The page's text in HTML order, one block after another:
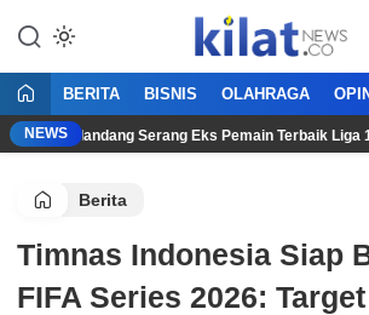
KilatNews.co
Mencerdaskan Anak
BERITA BISNIS OLAHRAGA OPINI
NEWS
Gelandang Serang Eks Pemain Terbaik Liga 1
Berita
Timnas Indonesia Siap
FIFA Series 2026: